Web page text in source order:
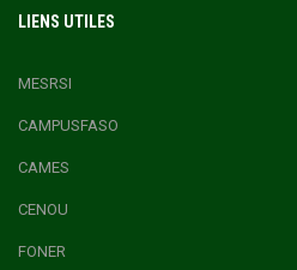
LIENS UTILES
MESRSI
CAMPUSFASO
CAMES
CENOU
FONER